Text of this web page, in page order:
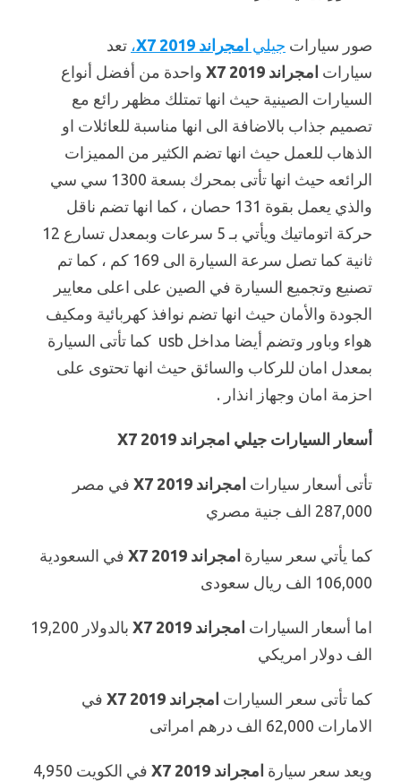
صور سيارات جيلي امجراند X7 2019 ، تعد
سيارات امجراند X7 2019
واحدة من أفضل أنواع
السيارات الصينية حيث انها تمتلك مظهر رائع مع
تصميم جذاب بالاضافة الى انها مناسبة للعائلات او
الذهاب للعمل حيث انها تضم الكثير من المميزات
الرائعه حيث انها تأتى بمحرك بسعة 1300 سي سي
والذي يعمل بقوة 131 حصان ، كما انها تضم ناقل
حركة اتوماتيك ويأتي بـ 5 سرعات وبمعدل تسارع 12
ثانية كما تصل سرعة السيارة الى 169 كم ، كما تم
تصنيع وتجميع السيارة في الصين على اعلى معايير
الجودة والأمان حيث انها تضم نوافذ كهربائية ومكيف
هواء وباور وتضم أيضا مداخل usb كما تأتى السيارة
بمعدل امان للركاب والسائق حيث انها تحتوى على
احزمة امان وجهاز انذار .
أسعار السيارات جيلي امجراند X7 2019
تأتى أسعار سيارات امجراند X7 2019
في مصر
287,000 الف جنية مصري
كما يأتي سعر سيارة امجراند X7 2019
في السعودية
106,000 الف ريال سعودى
اما أسعار السيارات امجراند X7 2019
بالدولار 19,200
الف دولار امريكي
كما تأتى سعر السيارات امجراند X7 2019
في
الامارات 62,000 الف درهم امراتى
ويعد سعر سيارة امجراند X7 2019
في الكويت 4,950